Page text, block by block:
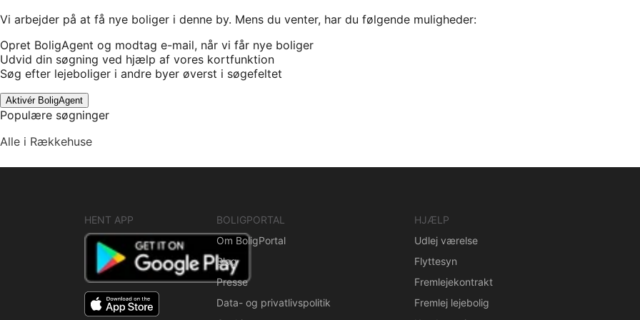
Vi arbejder på at få nye boliger i denne by. Mens du venter, har du følgende muligheder:
Opret BoligAgent og modtag e-mail, når vi får nye boliger
Udvid din søgning ved hjælp af vores kortfunktion
Søg efter lejeboliger i andre byer øverst i søgefeltet
Aktivér BoligAgent
Populære søgninger
Alle i Rækkehuse
HENT APP
BOLIGPORTAL
Om BoligPortal
Blog
Presse
Data- og privatlivspolitik
HJÆLP
Udlej værelse
Flyttesyn
Fremlejekontrakt
Fremlej lejebolig